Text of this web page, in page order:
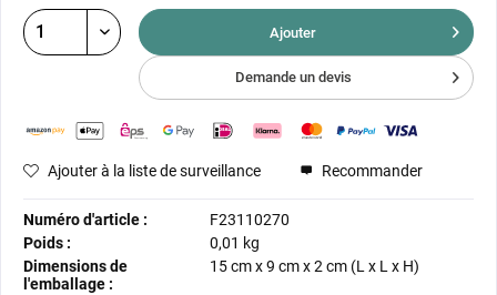
Ajouter
Demande un devis
Ajouter à la liste de surveillance Recommander
Numéro d'article :
F23110270
Poids :
0,01 kg
Dimensions de
l'emballage :
15 cmx9 cmx2 cm (L x L x H)